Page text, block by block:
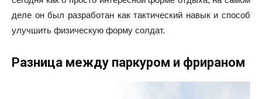
деле он был разработан как тактический навык и способ
улучшить физическую форму солдат.
Разница между паркуром и фрираном